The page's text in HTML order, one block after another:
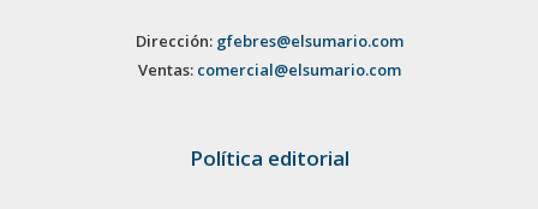
Dirección: gfebres@elsumario.com
Ventas: comercial@elsumario.com
Política editorial